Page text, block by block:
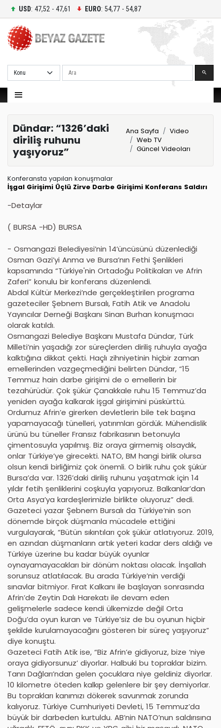
USD: 47,52 - 47,61 EURO: 54,77 - 54,87
Ara
Dündar: “1326’daki
diriliş ruhunu
yaşıyoruz”
Ana Sayfa
Video
Web TV
Güncel Videoları
Konferansta yapılan konuşmalar
İşgal Girişimi Üçlü Zirve Darbe Girişimi Konferans Saldırı
-Detaylar
( BURSA -HD) BURSA
- Osmangazi Belediyesi’nin 14’üncüsünü düzenlediği
Osman Gazi’yi Anma ve Bursa’nın Fethi Şenlikleri
kapsamında “Türkiye'nin Ortadoğu Politikaları ve Afrin
Zaferi” konulu bir konferans düzenlendi.
Abdal Kültür Merkezi’nde gerçekleştirilen programa
gazeteciler Şebnem Bursalı, Fatih Atik ve Anadolu
Yayıncılar Derneği Başkanı Sinan Burhan konuşmacı
olarak katıldı.
Osmangazi Belediye Başkanı Mustafa Dündar, Türk
Milleti’nin yaşadığı zor süreçlerden diriliş ruhuyla ayağa
kalktığına dikkat çekti. Haçlı zihniyetinin hiçbir zaman
emellerinden vazgeçmediğini belirten Dündar, “15
Temmuz hain darbe girişimi de o emellerin bir
tezahürüdür. Çok şükür Çanakkale ruhu 15 Temmuz’da
yeniden ayağa kalkarak işgal girişimini püskürttü.
Ordumuz Afrin’e girerken devletlerin bile tek başına
yapamayacağı tünelleri, yatırımları gördük. Mühendislik
ürünü bu tüneller Fransız fabrikasının betonuyla
çimentosuyla yapılmış. Biz oraya girmemiş olsaydık,
onlar Türkiye’ye girecekti. NATO, BM hangi birlik olursa
olsun kendi birliğimiz çok önemli. O birlik ruhu çok şükür
Bursa’da var. 1326’daki diriliş ruhunu yaşatmak için 14
yıldır fetih şenliklerini coşkuyla yapıyoruz. Balkanlar’dan
Orta Asya’ya kardeşlerimizle birlikte oluyoruz” dedi.
Gazeteci yazar Şebnem Bursalı da Türkiye’nin son
dönemde birçok düşmanla mücadele ettiğini
vurgulayarak, “Bütün sıkıntıları çok şükür atlatıyoruz. 2019,
en azından düşmanların artık yeteri kadar ders aldığı ve
Türkiye üzerine bu kadar büyük oyunlar
oynayamayacakları bir dönüm noktası olacak. İnşallah
sorunsuz atlatılacak. Bu arada Türkiye’nin verdiği
sınavlar bitmiyor. Fırat Kalkanı ile başlayan sonrasında
Afrin’de Zeytin Dalı Harekatı ile devam eden
gelişmelerle sadece kendi ülkemizde değil Orta
Doğu’da oyun kuran ve Türkiye’siz de bu oyunun hiçbir
şekilde kurulamayacağını gösteren bir süreç yaşıyoruz”
diye konuştu.
Gazeteci Fatih Atik ise, “Biz Afrin’e gidiyoruz, bize ‘niye
oraya gidiyorsunuz’ diyorlar. Halbuki bu topraklar bizim.
Tanrı Dağları’ndan gelen çocuklara niye geldiniz diyorlar.
10 kilometre öteden kalkıp gelenlere bir şey demiyorlar.
Bu toprakları kanımızı dökerek savunmak zorunda
kalıyoruz. Türkiye Cumhuriyeti Devleti, 15 Temmuz’da
büyük bir darbeden kurtuldu. AB’nin NATO’nun saldırısına